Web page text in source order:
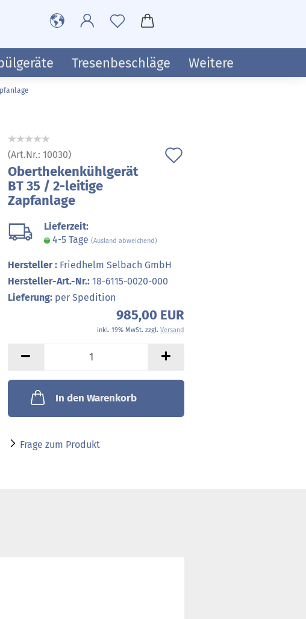
Tresenbeschläge Weitere
(Art.Nr.: 10030)
Oberthekenkühlgerät
BT 35 / 2-leitige
Zapfanlage
Lieferzeit:
4-5 Tage (Ausland abweichend)
Hersteller : Friedhelm Selbach GmbH
Hersteller-Art.-Nr.: 18-6115-0020-000
Lieferung: per Spedition
985,00 EUR
inkl. 19% MwSt. zzgl. Versand
In den Warenkorb
Frage zum Produkt